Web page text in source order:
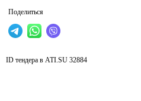
Поделиться
ID тендера в ATI.SU 32884